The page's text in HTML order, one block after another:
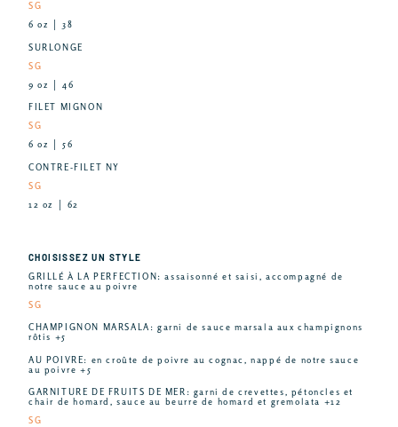
SG
6 oz │ 38
SURLONGE
SG
9 oz │ 46
FILET MIGNON
SG
6 oz │ 56
CONTRE-FILET NY
SG
12 oz │ 62
CHOISISSEZ UN STYLE
GRILLÉ À LA PERFECTION: assaisonné et saisi, accompagné de
notre sauce au poivre
SG
CHAMPIGNON MARSALA: garni de sauce marsala aux champignons
rôtis +5
AU POIVRE: en croûte de poivre au cognac, nappé de notre sauce
au poivre +5
GARNITURE DE FRUITS DE MER: garni de crevettes, pétoncles et
chair de homard, sauce au beurre de homard et gremolata +12
SG